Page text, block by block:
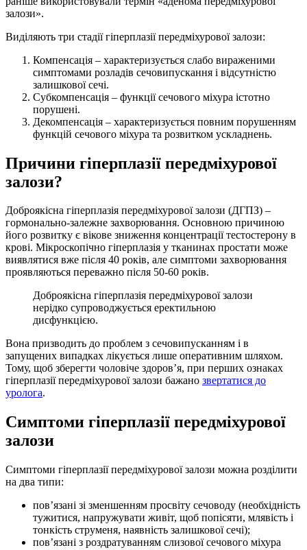
залози».
Виділяють три стадії гіперплазії передміхурової залози:
Компенсація – характеризується слабо вираженими
симптомами розладів сечовипускання і відсутністю
залишкової сечі.
Субкомпенсація – функції сечового міхура істотно
порушені.
Декомпенсація – характеризується повним порушенням
функцій сечового міхура та розвитком ускладнень.
Причини гіперплазії передміхурової
залози?
Доброякісна гіперплазія передміхурової залози (ДГПЗ) –
гормонально-залежне захворювання. Основною причиною
його розвитку є вікове зниження концентрації тестостерону в
крові. Мікроскопічно гіперплазія у тканинах простати може
виявлятися вже після 40 років, але симптоми захворювання
проявляються переважно після 50-60 років.
Доброякісна гіперплазія передміхурової залози
нерідко супроводжується еректильною
дисфункцією.
Вона призводить до проблем з сечовипусканням і в
запущених випадках лікується лише оперативним шляхом.
Тому, щоб зберегти чоловіче здоров’я, при перших ознаках
гіперплазії передміхурової залози бажано звертатися до
уролога.
Симптоми гіперплазії передміхурової
залози
Симптоми гіперплазії передміхурової залози можна розділити
на два типи:
пов’язані зі зменшенням просвіту сечоводу (необхідність
тужитися, напружувати живіт, щоб попісяти, млявість і
тонкість струменя, наявність залишкової сечі);
пов’язані з роздратуванням слизової сечового міхура